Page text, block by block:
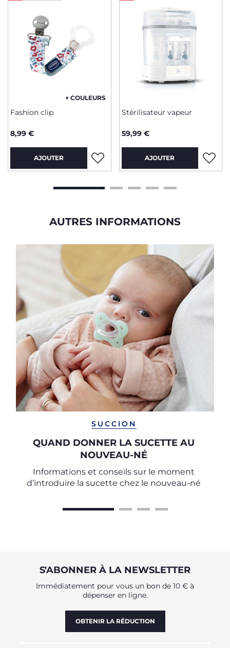
+ COULEURS
Fashion clip
8,99 €
AJOUTER
Stérilisateur vapeur
59,99 €
AJOUTER
AUTRES INFORMATIONS
SUCCION
QUAND DONNER LA SUCETTE AU
NOUVEAU-NÉ
Informations et conseils sur le moment
d’introduire la sucette chez le nouveau-né
S'ABONNER À LA NEWSLETTER
Immédiatement pour vous un bon de 10 € à
dépenser en ligne.
OBTENIR LA RÉDUCTION